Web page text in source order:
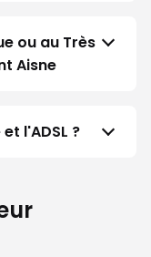
ou au Très
Aisne
l'ADSL ?